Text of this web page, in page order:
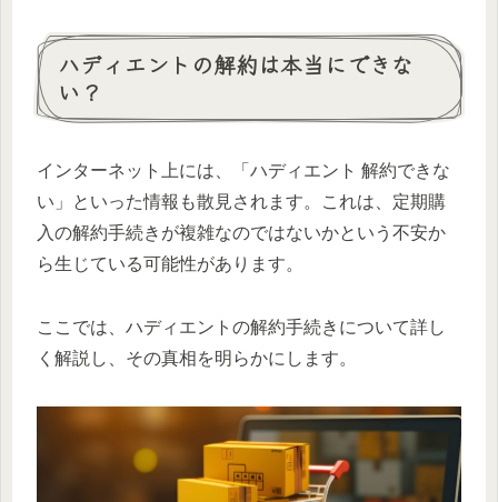
ハディエントの解約は本当にできな
い？
インターネット上には、「ハディエント 解約できな
い」といった情報も散見されます。これは、定期購
入の解約手続きが複雑なのではないかという不安か
ら生じている可能性があります。
ここでは、ハディエントの解約手続きについて詳し
く解説し、その真相を明らかにします。